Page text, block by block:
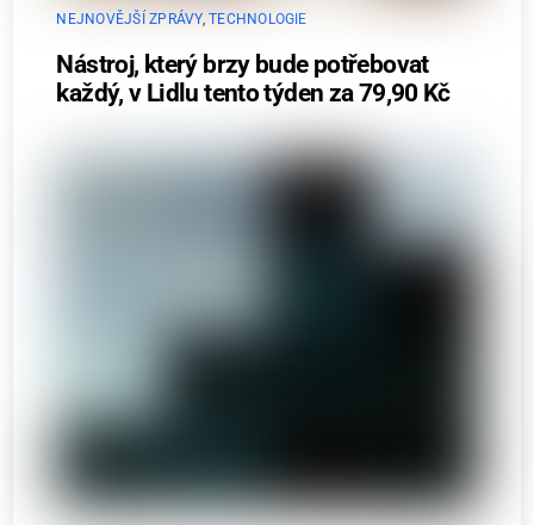
NEJNOVĚJŠÍ ZPRÁVY,TECHNOLOGIE
Nástroj, který brzy bude potřebovat
každý, v Lidlu tento týden za 79,90 Kč